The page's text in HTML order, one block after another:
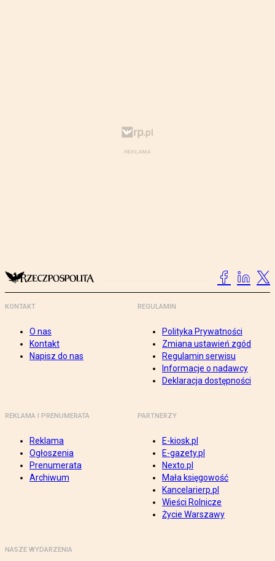
KONTAKT
O nas
Kontakt
Napisz do nas
REGULAMIN
Polityka Prywatności
Zmiana ustawień zgód
Regulamin serwisu
Informacje o nadawcy
Deklaracja dostępności
REKLAMA I PRENUMERATA
Reklama
Ogłoszenia
Prenumerata
Archiwum
PARTNERZY
E-kiosk.pl
E-gazety.pl
Nexto.pl
Mała księgowość
Kancelarierp.pl
Wieści Rolnicze
Życie Warszawy
NASZE WYDARZENIA